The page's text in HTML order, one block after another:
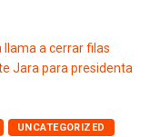
UNCATEGORIZED